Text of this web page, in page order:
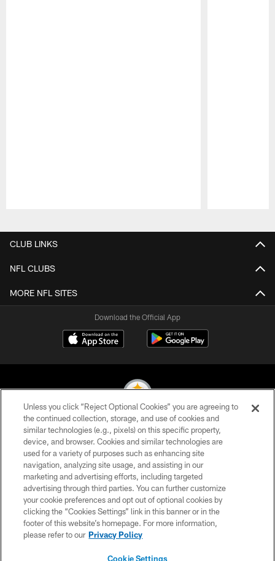
CLUB LINKS
NFL CLUBS
MORE NFL SITES
Download the Official App
© 2026 Pittsburgh Steelers. All Rights Reserved
PRIVACY POLICY
TERMS OF USE
ACCESSIBILITY
CONTACT US
SITE MAP
Unless you click “Reject Optional Cookies” you are agreeing to
the continued collection, storage, and use of cookies and
similar technologies (e.g., pixels) on this specific property,
device, and browser. Cookies and similar technologies are
used for a variety of purposes such as enhancing site
navigation, analyzing site usage, and assisting in our
marketing and advertising efforts, including targeted
advertising through third parties. You can further customize
your cookie preferences and opt out of optional cookies by
clicking the “Cookies Settings” link in this banner or in the
footer of this website’s homepage. For more information,
please refer to our Privacy Policy
Cookie Settings